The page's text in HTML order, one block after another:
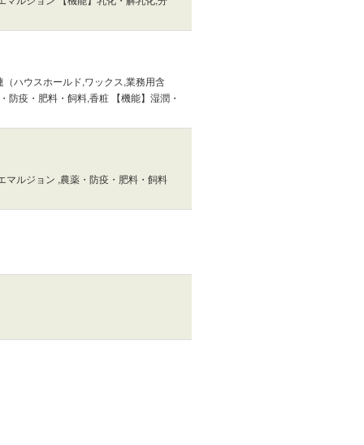
ハウスホールド,ワックス,業務用含
疫・肥料・飼料,香粧 【機能】湿潤・
マルジョン ,農薬・防疫・肥料・飼料